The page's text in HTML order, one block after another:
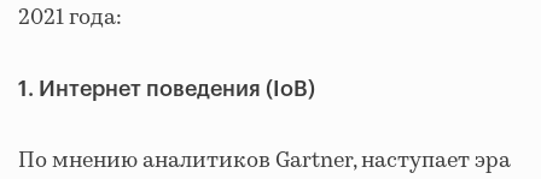
2021 года:
1. Интернет поведения (IoB)
По мнению аналитиков Gartner, наступает эра